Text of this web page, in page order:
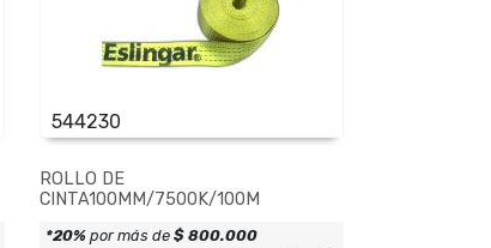
544230
ROLLO DE
CINTA100MM/7500K/100M
*20% por más de$ 800.000